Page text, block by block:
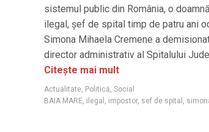
sistemul public din România, o
ilegal, șef de spital timp de patru ani
Simona Mihaela Cremene a
director administrativ al Spitalului
Citește mai mult
Actualitate Politică Social
BAIA MARE ilegal impostor, sef de spital